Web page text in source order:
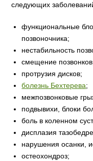
следующих
функциональные
позвоночника;
нестабильность
смещение
протрузия дисков;
болезнь Бехтерева;
межпозвонковые
подвывихи, блоки
боль в коленном
дисплазия
нарушения осанки,
остеохондроз;